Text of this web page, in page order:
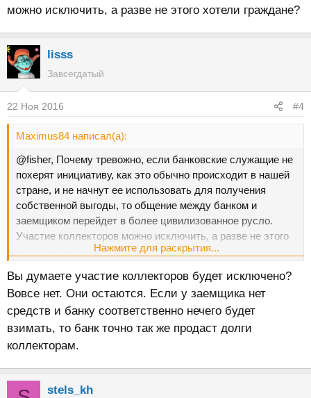
можно исключить, а разве не этого хотели граждане?
lisss
Завсегдатый
22 Ноя 2016 #4
Maximus84 написал(а):
@fisher, Почему тревожно, если банковские служащие не
похерят инициативу, как это обычно происходит в нашей
стране, и не начнут ее использовать для получения
собственной выгоды, то общение между банком и
заемщиком перейдет в более цивилизованное русло.
Участие коллекторов можно исключить, а разве не этого
хотели граждане?Нажмите для раскрытия...
Вы думаете участие коллекторов будет исключено?
Вовсе нет. Они остаются. Если у заемщика нет
средств и банку соответственно нечего будет
взимать, то банк точно так же продаст долги
коллекторам.
stels_kh